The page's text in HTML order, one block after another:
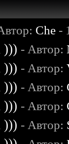
Che -
))) - Автор:
))) - Автор:
))) - Автор:
))) - Автор:
))) - Автор: